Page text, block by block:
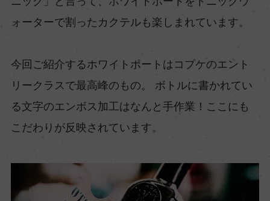
ォーターで割ったカクテルも楽しまれています。
今回ご紹介するホワイトポートはコプケのエント
リークラスで最高峰のもの。 ボトルに書かれてい
る文字のエンボス加工はなんと手作業！ここにも
こだわりが反映されています。